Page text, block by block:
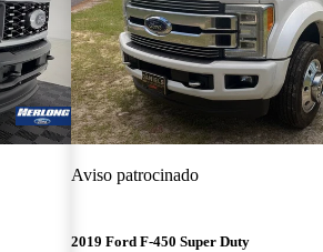
Aviso patrocinado
2019 Ford F-450 Super Duty